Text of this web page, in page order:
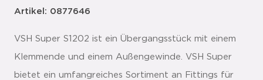
Artikel: 0877646
VSH Super S1202 ist ein Übergangsstück mit einem
Klemmende und einem Außengewinde. VSH Super
bietet ein umfangreiches Sortiment an Fittings für